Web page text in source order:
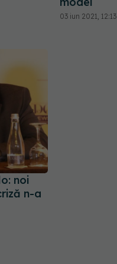
03 iun 2021, 12:13
noi
n-a